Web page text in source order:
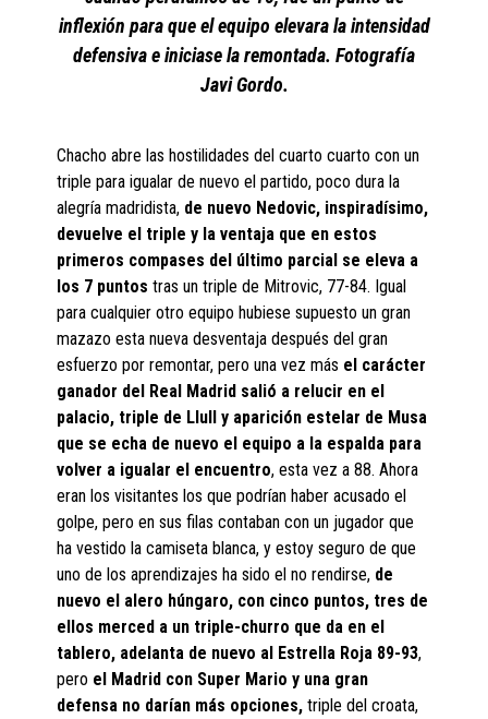
inflexión para que el equipo elevara la intensidad
defensiva e iniciase la remontada. Fotografía
Javi Gordo.
Chacho abre las hostilidades del cuarto cuarto con un
triple para igualar de nuevo el partido, poco dura la
alegría madridista, de nuevo Nedovic, inspiradísimo,
devuelve el triple y la ventaja que en estos
primeros compases del último parcial se eleva a
los 7 puntos tras un triple de Mitrovic, 77-84. Igual
para cualquier otro equipo hubiese supuesto un gran
mazazo esta nueva desventaja después del gran
esfuerzo por remontar, pero una vez más el carácter
ganador del Real Madrid salió a relucir en el
palacio, triple de Llull y aparición estelar de Musa
que se echa de nuevo el equipo a la espalda para
volver a igualar el encuentro, esta vez a 88. Ahora
eran los visitantes los que podrían haber acusado el
golpe, pero en sus filas contaban con un jugador que
ha vestido la camiseta blanca, y estoy seguro de que
uno de los aprendizajes ha sido el no rendirse, de
nuevo el alero húngaro, con cinco puntos, tres de
ellos merced a un triple-churro que da en el
tablero, adelanta de nuevo al Estrella Roja 89-93,
pero el Madrid con Super Mario y una gran
defensa no darían más opciones,triple del croata,